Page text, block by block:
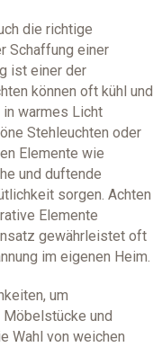
die richtige
Schaffung einer
ist einer der
können oft kühl und
warmes Licht
Stehleuchten oder
Elemente wie
und duftende
sorgen. Achten
Elemente
gewährleistet oft
im eigenen Heim.
um
Möbelstücke und
Wahl von weichen